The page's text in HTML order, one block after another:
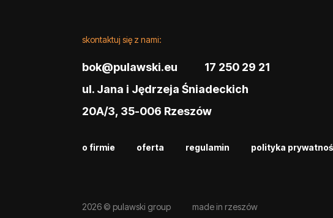
skontaktuj się z nami:
bok@pulawski.eu
17 250 29 21
ul. Jana i Jędrzeja Śniadeckich
20A/3, 35-006 Rzeszów
o firmie oferta regulamin polityka
2026 © pulawski group made in rzeszów